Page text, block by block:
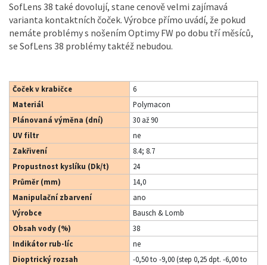
SofLens 38 také dovolují, stane cenově velmi zajímavá
varianta kontaktních čoček. Výrobce přímo uvádí, že pokud
nemáte problémy s nošením Optimy FW po dobu tří měsíců,
se SofLens 38 problémy taktéž nebudou.
Čoček v krabičce
6
Materiál
Polymacon
Plánovaná výměna (dní)
30 až 90
UV filtr
ne
Zakřivení
8.4; 8.7
Propustnost kyslíku (Dk/t)
24
Průměr (mm)
14,0
Manipulační zbarvení
ano
Výrobce
Bausch & Lomb
Obsah vody (%)
38
Indikátor rub-líc
ne
Dioptrický rozsah
-0,50 to -9,00 (step 0,25 dpt. -6,00 to